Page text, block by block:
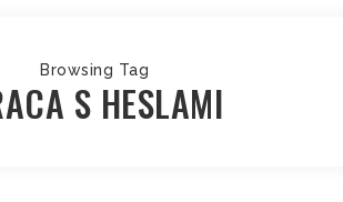
Browsing Tag
S HESLAMI